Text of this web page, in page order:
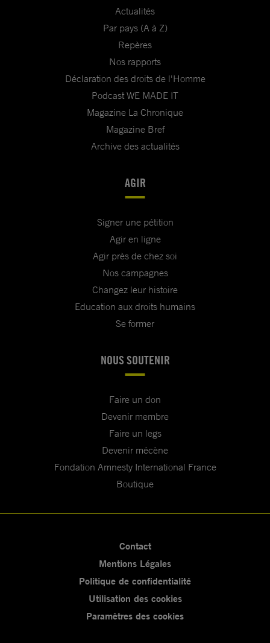
Actualités
Par pays (A à Z)
Repères
Nos rapports
Déclaration des droits de l'Homme
Podcast WE MADE IT
Magazine La Chronique
Magazine Bref
Archive des actualités
AGIR
Signer une pétition
Agir en ligne
Agir près de chez soi
Nos campagnes
Changez leur histoire
Education aux droits humains
Se former
NOUS SOUTENIR
Faire un don
Devenir membre
Faire un legs
Devenir mécène
Fondation Amnesty International France
Boutique
Contact
Mentions Légales
Politique de confidentialité
Utilisation des cookies
Paramètres des cookies